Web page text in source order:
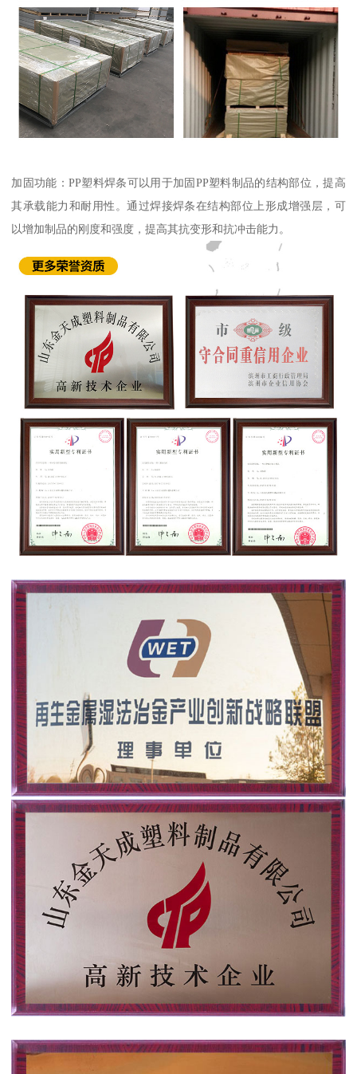
加固功能：PP塑料焊条可以用于加固PP塑料制品的结构部位，提高
其承载能力和耐用性。通过焊接焊条在结构部位上形成增强层，可
以增加制品的刚度和强度，提高其抗变形和抗冲击能力。